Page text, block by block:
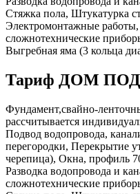
Стяжка пола, Штукатурка
Электромонтажные
сложнотехнические
Выгребная яма (3 кольца
Тариф ДОМ
Фундамент,свайно-
рассчитывается
Подвод водопровода,
перегородки, Перекрытие
черепица), Окна, профиль
Разводка водопровода и
сложнотехнические